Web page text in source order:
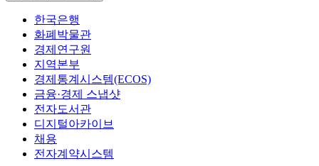
한국은행
화폐박물관
경제연구원
지역본부
경제통계시스템(ECOS)
금융·경제 스냅샷
전자도서관
디지털아카이브
채용
전자계약시스템